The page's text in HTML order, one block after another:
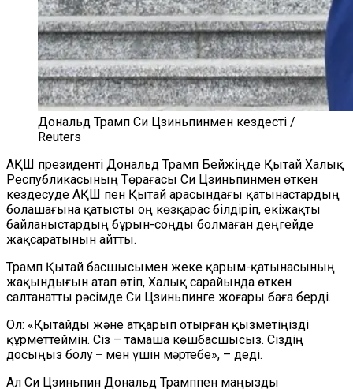
Дональд Трамп Си Цзиньпинмен кездесті /
Reuters
АҚШ президенті Дональд Трамп Бейжіңде Қытай Халық
Республикасының Төрағасы Си Цзиньпинмен өткен
кездесуде АҚШ пен Қытай арасындағы қатынастардың
болашағына қатысты оң көзқарас білдіріп, екіжақты
байланыстардың бұрын-соңды болмаған деңгейде
жақсаратынын айтты.
Трамп Қытай басшысымен жеке қарым-қатынасының
жақындығын атап өтіп, Халық сарайында өткен
салтанатты рәсімде Си Цзиньпинге жоғары баға берді.
Ол: «Қытайды және атқарып отырған қызметіңізді
құрметтеймін. Сіз – тамаша көшбасшысыз. Сіздің
досыңыз болу ̶ мен үшін мәртебе», – деді.
Ал Си Цзиньпин Дональд Трамппен маңызды